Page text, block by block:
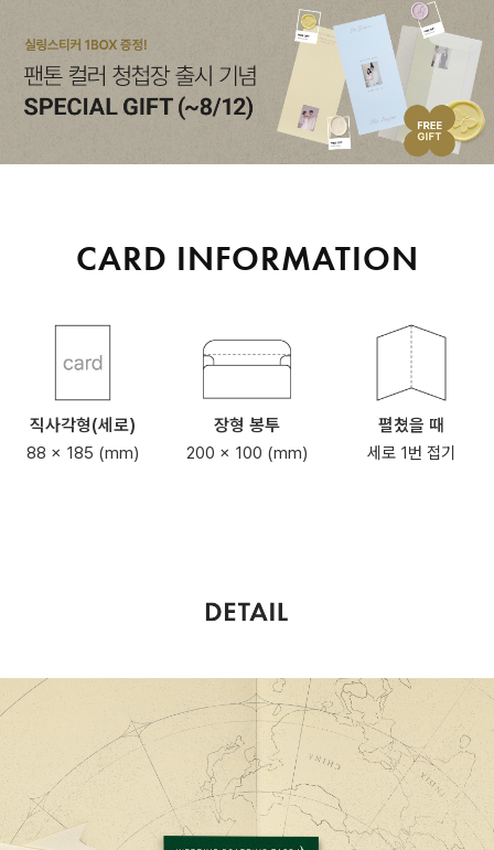
CARD INFORMATION
직사각형(세로)
88 x 185 (mm)
장형 봉투
200 x 100 (mm)
펼쳤을 때
세로 1번 접기